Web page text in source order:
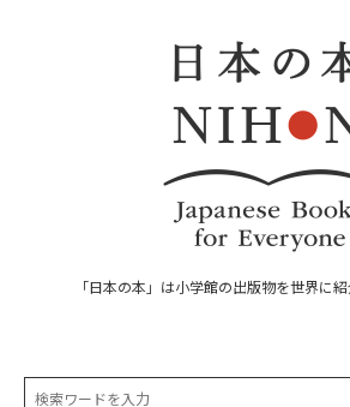
「日本の本」は小学館の出版物を世界に